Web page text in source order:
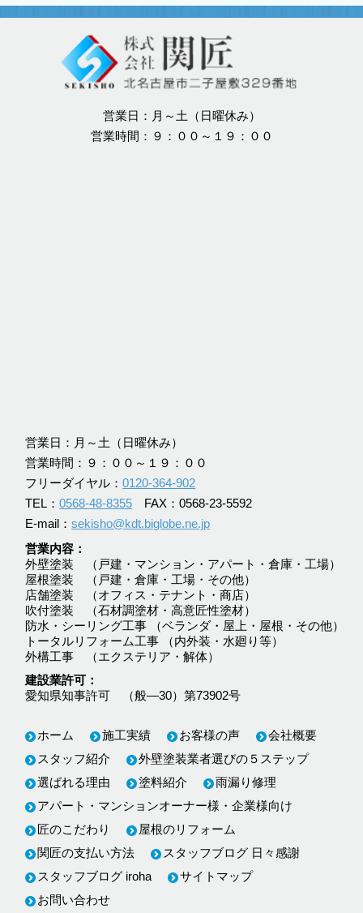
営業日：月～土（日曜休み）
営業時間：９：００～１９：００
営業日：月～土（日曜休み）
営業時間：９：００～１９：００
フリーダイヤル：0120-364-902
TEL：0568-48-8355 FAX：0568-23-5592
E-mail：sekisho@kdt.biglobe.ne.jp
営業内容
外壁塗装 （戸建・マンション・アパート・倉庫・工場）
屋根塗装 （戸建・倉庫・工場・その他）
店舗塗装 （オフィス・テナント・商店）
吹付塗装 （石材調塗材・高意匠性塗材）
防水・シーリング工事 （ベランダ・屋上・屋根・その他）
トータルリフォーム工事 （内外装・水廻り等）
外構工事 （エクステリア・解体）
建設業許可
愛知県知事許可 （般―30）第73902号
ホーム 施工実績 お客様の声
会社概要
スタッフ紹介
外壁塗装業者選びの５ステップ
選ばれる理由
塗料紹介
雨漏り修理
アパート・マンションオーナー様・企業様向け
匠のこだわり
屋根のリフォーム
関匠の支払い方法
スタッフブログ 日々感謝
スタッフブログ iroha
サイトマップ
お問い合わせ